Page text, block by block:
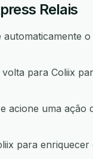
Relais
para Coliix
acione uma ação
para enriquecer